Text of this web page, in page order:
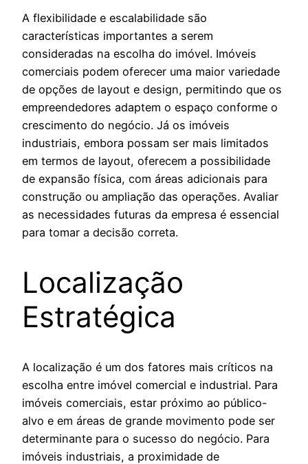
A flexibilidade e escalabilidade são
características importantes a serem
consideradas na escolha do imóvel. Imóveis
comerciais podem oferecer uma maior variedade
de opções de layout e design, permitindo que os
empreendedores adaptem o espaço conforme o
crescimento do negócio. Já os imóveis
industriais, embora possam ser mais limitados
em termos de layout, oferecem a possibilidade
de expansão física, com áreas adicionais para
construção ou ampliação das operações. Avaliar
as necessidades futuras da empresa é essencial
para tomar a decisão correta.
Localização
Estratégica
A localização é um dos fatores mais críticos na
escolha entre imóvel comercial e industrial. Para
imóveis comerciais, estar próximo ao público-
alvo e em áreas de grande movimento pode ser
determinante para o sucesso do negócio. Para
imóveis industriais, a proximidade de